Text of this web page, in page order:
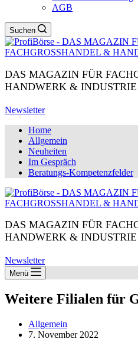
AGB
Suchen
DAS MAGAZIN FÜR
HANDWERK & INDUSTRIE
Newsletter
Home
Allgemein
Neuheiten
Im Gespräch
Beratungs-Kompetenzfelder
DAS MAGAZIN FÜR
HANDWERK & INDUSTRIE
Newsletter
Menü
Weitere Filialen für
Allgemein
7. November 2022